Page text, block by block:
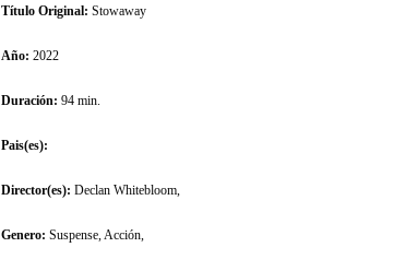
Título Original: Stowaway
Año: 2022
Duración: 94 min.
Pais(es):
Director(es): Declan Whitebloom,
Genero: Suspense, Acción,